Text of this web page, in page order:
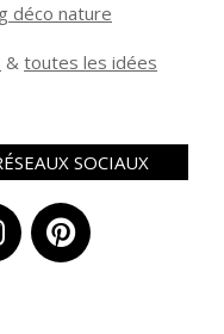
déco nature
& toutes les idées
SOCIAUX